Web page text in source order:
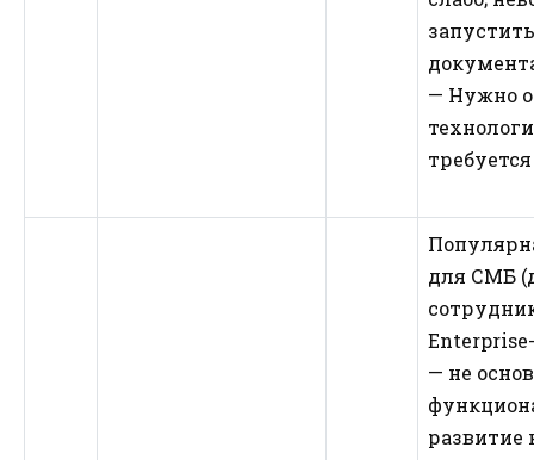
— Нужно
для СМБ
— не
развитие